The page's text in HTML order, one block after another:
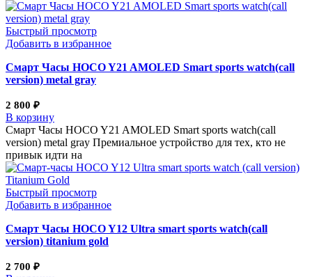
Быстрый просмотр
Добавить в избранное
Смарт Часы HOCO Y21 AMOLED Smart sports watch(call
version) metal gray
2 800 ₽
В корзину
Смарт Часы HOCO Y21 AMOLED Smart sports watch(call
version) metal gray Премиальное устройство для тех, кто не
привык идти на
Быстрый просмотр
Добавить в избранное
Смарт Часы HOCO Y12 Ultra smart sports watch(call
version) titanium gold
2 700 ₽